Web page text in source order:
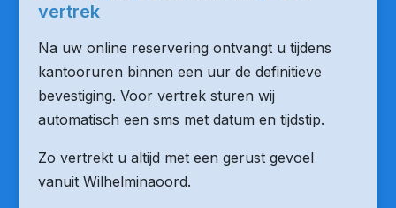
vertrek
Na uw online reservering ontvangt u tijdens
kantooruren binnen een uur de definitieve
bevestiging. Voor vertrek sturen wij
automatisch een sms met datum en tijdstip.
Zo vertrekt u altijd met een gerust gevoel
vanuit Wilhelminaoord.